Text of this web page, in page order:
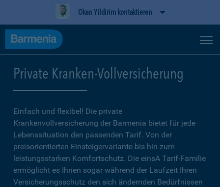
Okan Yildirim kontaktieren
Private Kranken-Vollversicherung
Einfach und flexibel! Die private
Krankenvollversicherung der Barmenia bietet für jede
Lebenssituation den passenden Tarif. Von der
preisorientierten Einsteigervariante bis hin zum
leistungsstarken Komfortschutz. Die einsA Tarif-Familie
ermöglicht es Ihnen sogar während der Laufzeit Ihren
Versicherungsschutz den sich ändernden Bedürfnissen